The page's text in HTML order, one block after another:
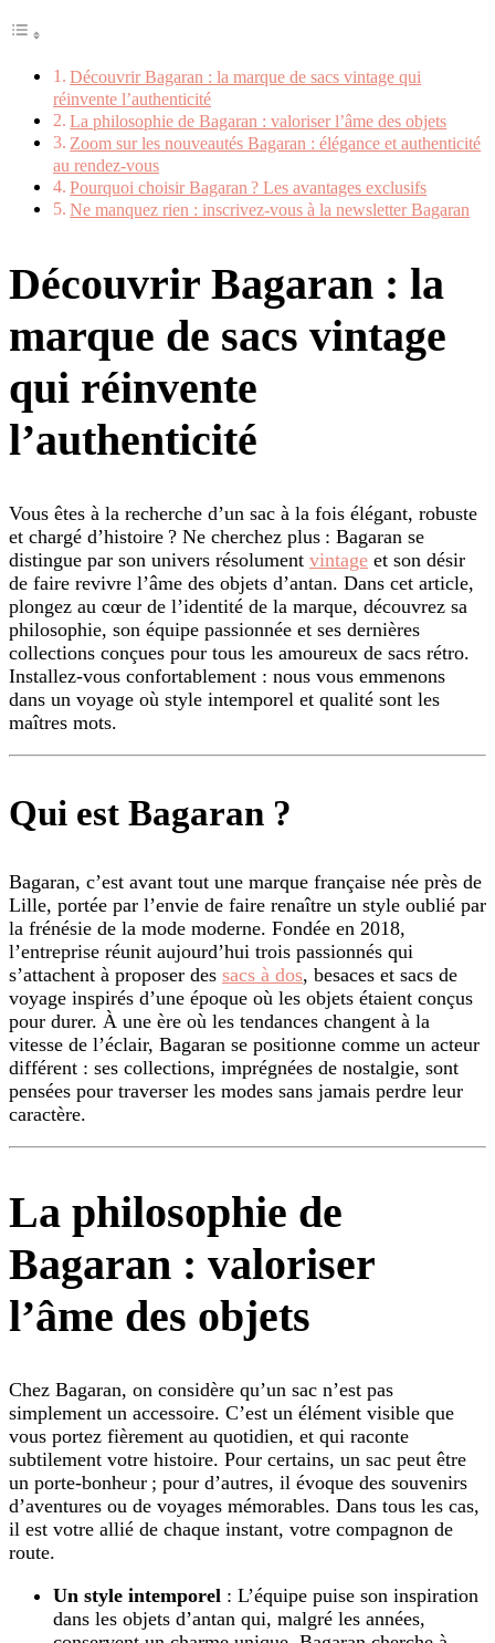
Découvrir Bagaran : la marque de sacs vintage qui
réinvente l’authenticité
La philosophie de Bagaran : valoriser l’âme des objets
Zoom sur les nouveautés Bagaran : élégance et authenticité
au rendez-vous
Pourquoi choisir Bagaran ? Les avantages exclusifs
Ne manquez rien : inscrivez-vous à la newsletter Bagaran
Découvrir Bagaran : la
marque de sacs vintage
qui réinvente
l’authenticité
Vous êtes à la recherche d’un sac à la fois élégant, robuste
et chargé d’histoire ? Ne cherchez plus : Bagaran se
distingue par son univers résolument vintage et son désir
de faire revivre l’âme des objets d’antan. Dans cet article,
plongez au cœur de l’identité de la marque, découvrez sa
philosophie, son équipe passionnée et ses dernières
collections conçues pour tous les amoureux de sacs rétro.
Installez-vous confortablement : nous vous emmenons
dans un voyage où style intemporel et qualité sont les
maîtres mots.
Qui est Bagaran ?
Bagaran, c’est avant tout une marque française née près de
Lille, portée par l’envie de faire renaître un style oublié par
la frénésie de la mode moderne. Fondée en 2018,
l’entreprise réunit aujourd’hui trois passionnés qui
s’attachent à proposer des sacs à dos, besaces et sacs de
voyage inspirés d’une époque où les objets étaient conçus
pour durer. À une ère où les tendances changent à la
vitesse de l’éclair, Bagaran se positionne comme un acteur
différent : ses collections, imprégnées de nostalgie, sont
pensées pour traverser les modes sans jamais perdre leur
caractère.
La philosophie de
Bagaran : valoriser
l’âme des objets
Chez Bagaran, on considère qu’un sac n’est pas
simplement un accessoire. C’est un élément visible que
vous portez fièrement au quotidien, et qui raconte
subtilement votre histoire. Pour certains, un sac peut être
un porte-bonheur ; pour d’autres, il évoque des souvenirs
d’aventures ou de voyages mémorables. Dans tous les cas,
il est votre allié de chaque instant, votre compagnon de
route.
Un style intemporel : L’équipe puise son inspiration
dans les objets d’antan qui, malgré les années,